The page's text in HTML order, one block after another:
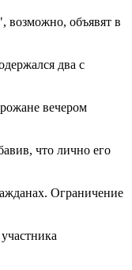
возможно, объявят в
два с
вечером
что лично его
Ограничение